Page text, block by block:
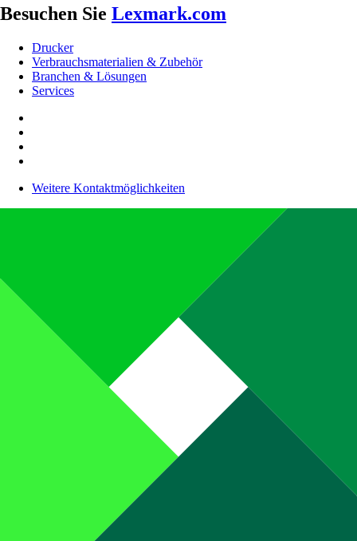
Besuchen Sie Lexmark.com
Drucker
Verbrauchsmaterialien & Zubehör
Branchen & Lösungen
Services
Weitere Kontaktmöglichkeiten